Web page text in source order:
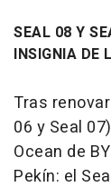
SEAL 08 Y
INSIGNIA DE
Tras
06 y Seal
Ocean de
Pekín: el